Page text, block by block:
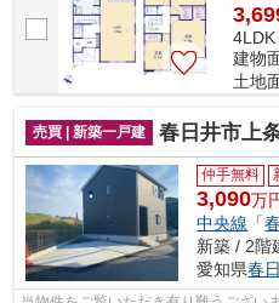
4LDK
建物
土地
売買 | 新築一戸建 春日井市上条町９丁
仲手無料
3,090万
中央線 「
新築 / 2階
愛知県春